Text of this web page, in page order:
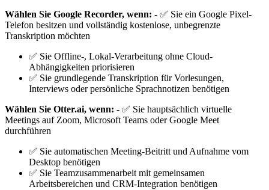
Wählen Sie Google Recorder, wenn: - ✅ Sie ein Google Pixel-
Telefon besitzen und vollständig kostenlose, unbegrenzte
Transkription möchten
✅ Sie Offline-, Lokal-Verarbeitung ohne Cloud-
Abhängigkeiten priorisieren
✅ Sie grundlegende Transkription für Vorlesungen,
Interviews oder persönliche Sprachnotizen benötigen
Wählen Sie Otter.ai, wenn: - ✅ Sie hauptsächlich virtuelle
Meetings auf Zoom, Microsoft Teams oder Google Meet
durchführen
✅ Sie automatischen Meeting-Beitritt und Aufnahme vom
Desktop benötigen
✅ Sie Teamzusammenarbeit mit gemeinsamen
Arbeitsbereichen und CRM-Integration benötigen